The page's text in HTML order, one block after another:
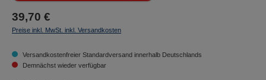
39,70 €
Preise inkl. MwSt. inkl. Versandkosten
Versandkostenfreier Standardversand innerhalb Deutschlands
Demnächst wieder verfügbar